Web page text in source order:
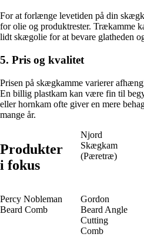
For at forlænge levetiden på din
for olie og produktrester. Trækamme
lidt skægolie for at bevare glatheden
5. Pris og kvalitet
Prisen på skægkamme varierer
En billig plastkam kan være fin til
eller hornkam ofte giver en mere
mange år.
Produkter
i fokus
Njord
Skægkam
(Pæretræ)
Percy Nobleman
Beard Comb
Gordon
Beard Angle
Cutting
Comb